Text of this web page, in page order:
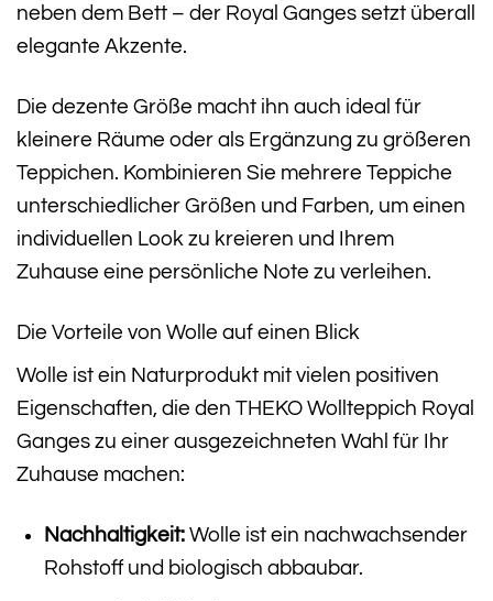
neben dem Bett – der Royal Ganges setzt überall
elegante Akzente.
Die dezente Größe macht ihn auch ideal für
kleinere Räume oder als Ergänzung zu größeren
Teppichen. Kombinieren Sie mehrere Teppiche
unterschiedlicher Größen und Farben, um einen
individuellen Look zu kreieren und Ihrem
Zuhause eine persönliche Note zu verleihen.
Die Vorteile von Wolle auf einen Blick
Wolle ist ein Naturprodukt mit vielen positiven
Eigenschaften, die den THEKO Wollteppich Royal
Ganges zu einer ausgezeichneten Wahl für Ihr
Zuhause machen:
Nachhaltigkeit:Wolle ist ein nachwachsender
Rohstoff und biologisch abbaubar.